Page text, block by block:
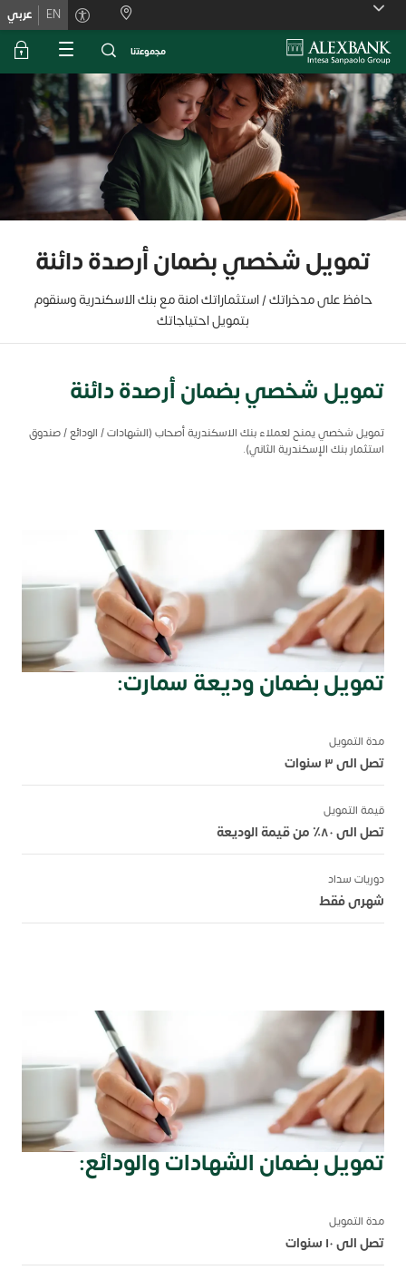
Skiplinks
EN عربي
ﻣﺟﻣوﻋﺗﻧﺎ
تمويل شخصي بضمان أرصدة دائنة
حافظ على مدخراتك / استثماراتك امنة مع بنك الاسكندرية وسنقوم
بتمويل احتياجاتك
تمويل شخصي بضمان أرصدة دائنة
تمويل شخصي يمنح لعملاء بنك الاسكندرية أصحاب (الشهادات / الودائع / صندوق
استثمار بنك الإسكندرية الثاني).
تمويل بضمان وديعة سمارت:
مدة التمويل
تصل الى ٣ سنوات
قيمة التمويل
تصل الى ٨٠٪ من قيمة الوديعة
دوريات سداد
شهرى فقط
تمويل بضمان الشهادات والودائع:
مدة التمويل
تصل الى ١٠ سنوات